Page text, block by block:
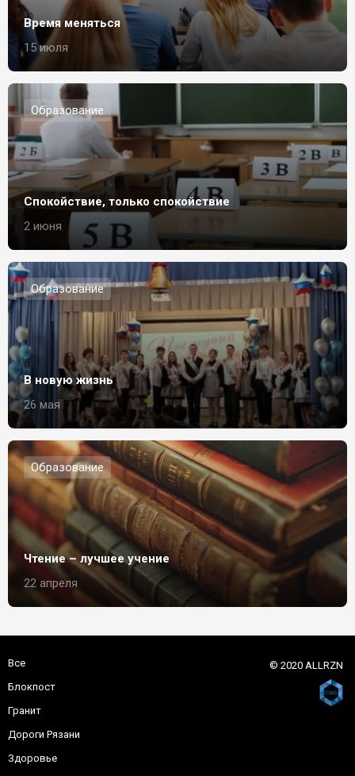
Время меняться
15 июля
Образование
Спокойствие, только спокойствие
2 июня
Образование
В новую жизнь
26 мая
Образование
Чтение – лучшее учение
22 апреля
Все
Блокпост
Гранит
Дороги Рязани
Здоровье
© 2020 ALLRZN